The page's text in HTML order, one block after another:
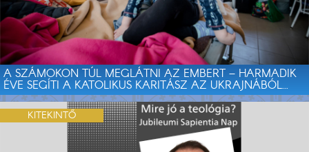
A SZÁMOKON TÚL MEGLÁTNI AZ EMBERT – HARMADIK
ÉVE SEGÍTI A KATOLIKUS KARITÁSZ AZ UKRAJNÁBÓL...
KITEKINTŐ